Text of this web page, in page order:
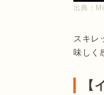
出典：
スキレ
【